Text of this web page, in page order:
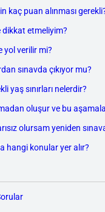
kaç puan alınması
dikkat etmeliyim?
yol verilir mi?
sınavda çıkıyor mu?
yaş sınırları nelerdir?
oluşur ve bu
olursam yeniden
hangi konular yer alır?